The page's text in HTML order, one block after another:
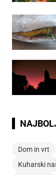
Dom in vrt
Kuharski